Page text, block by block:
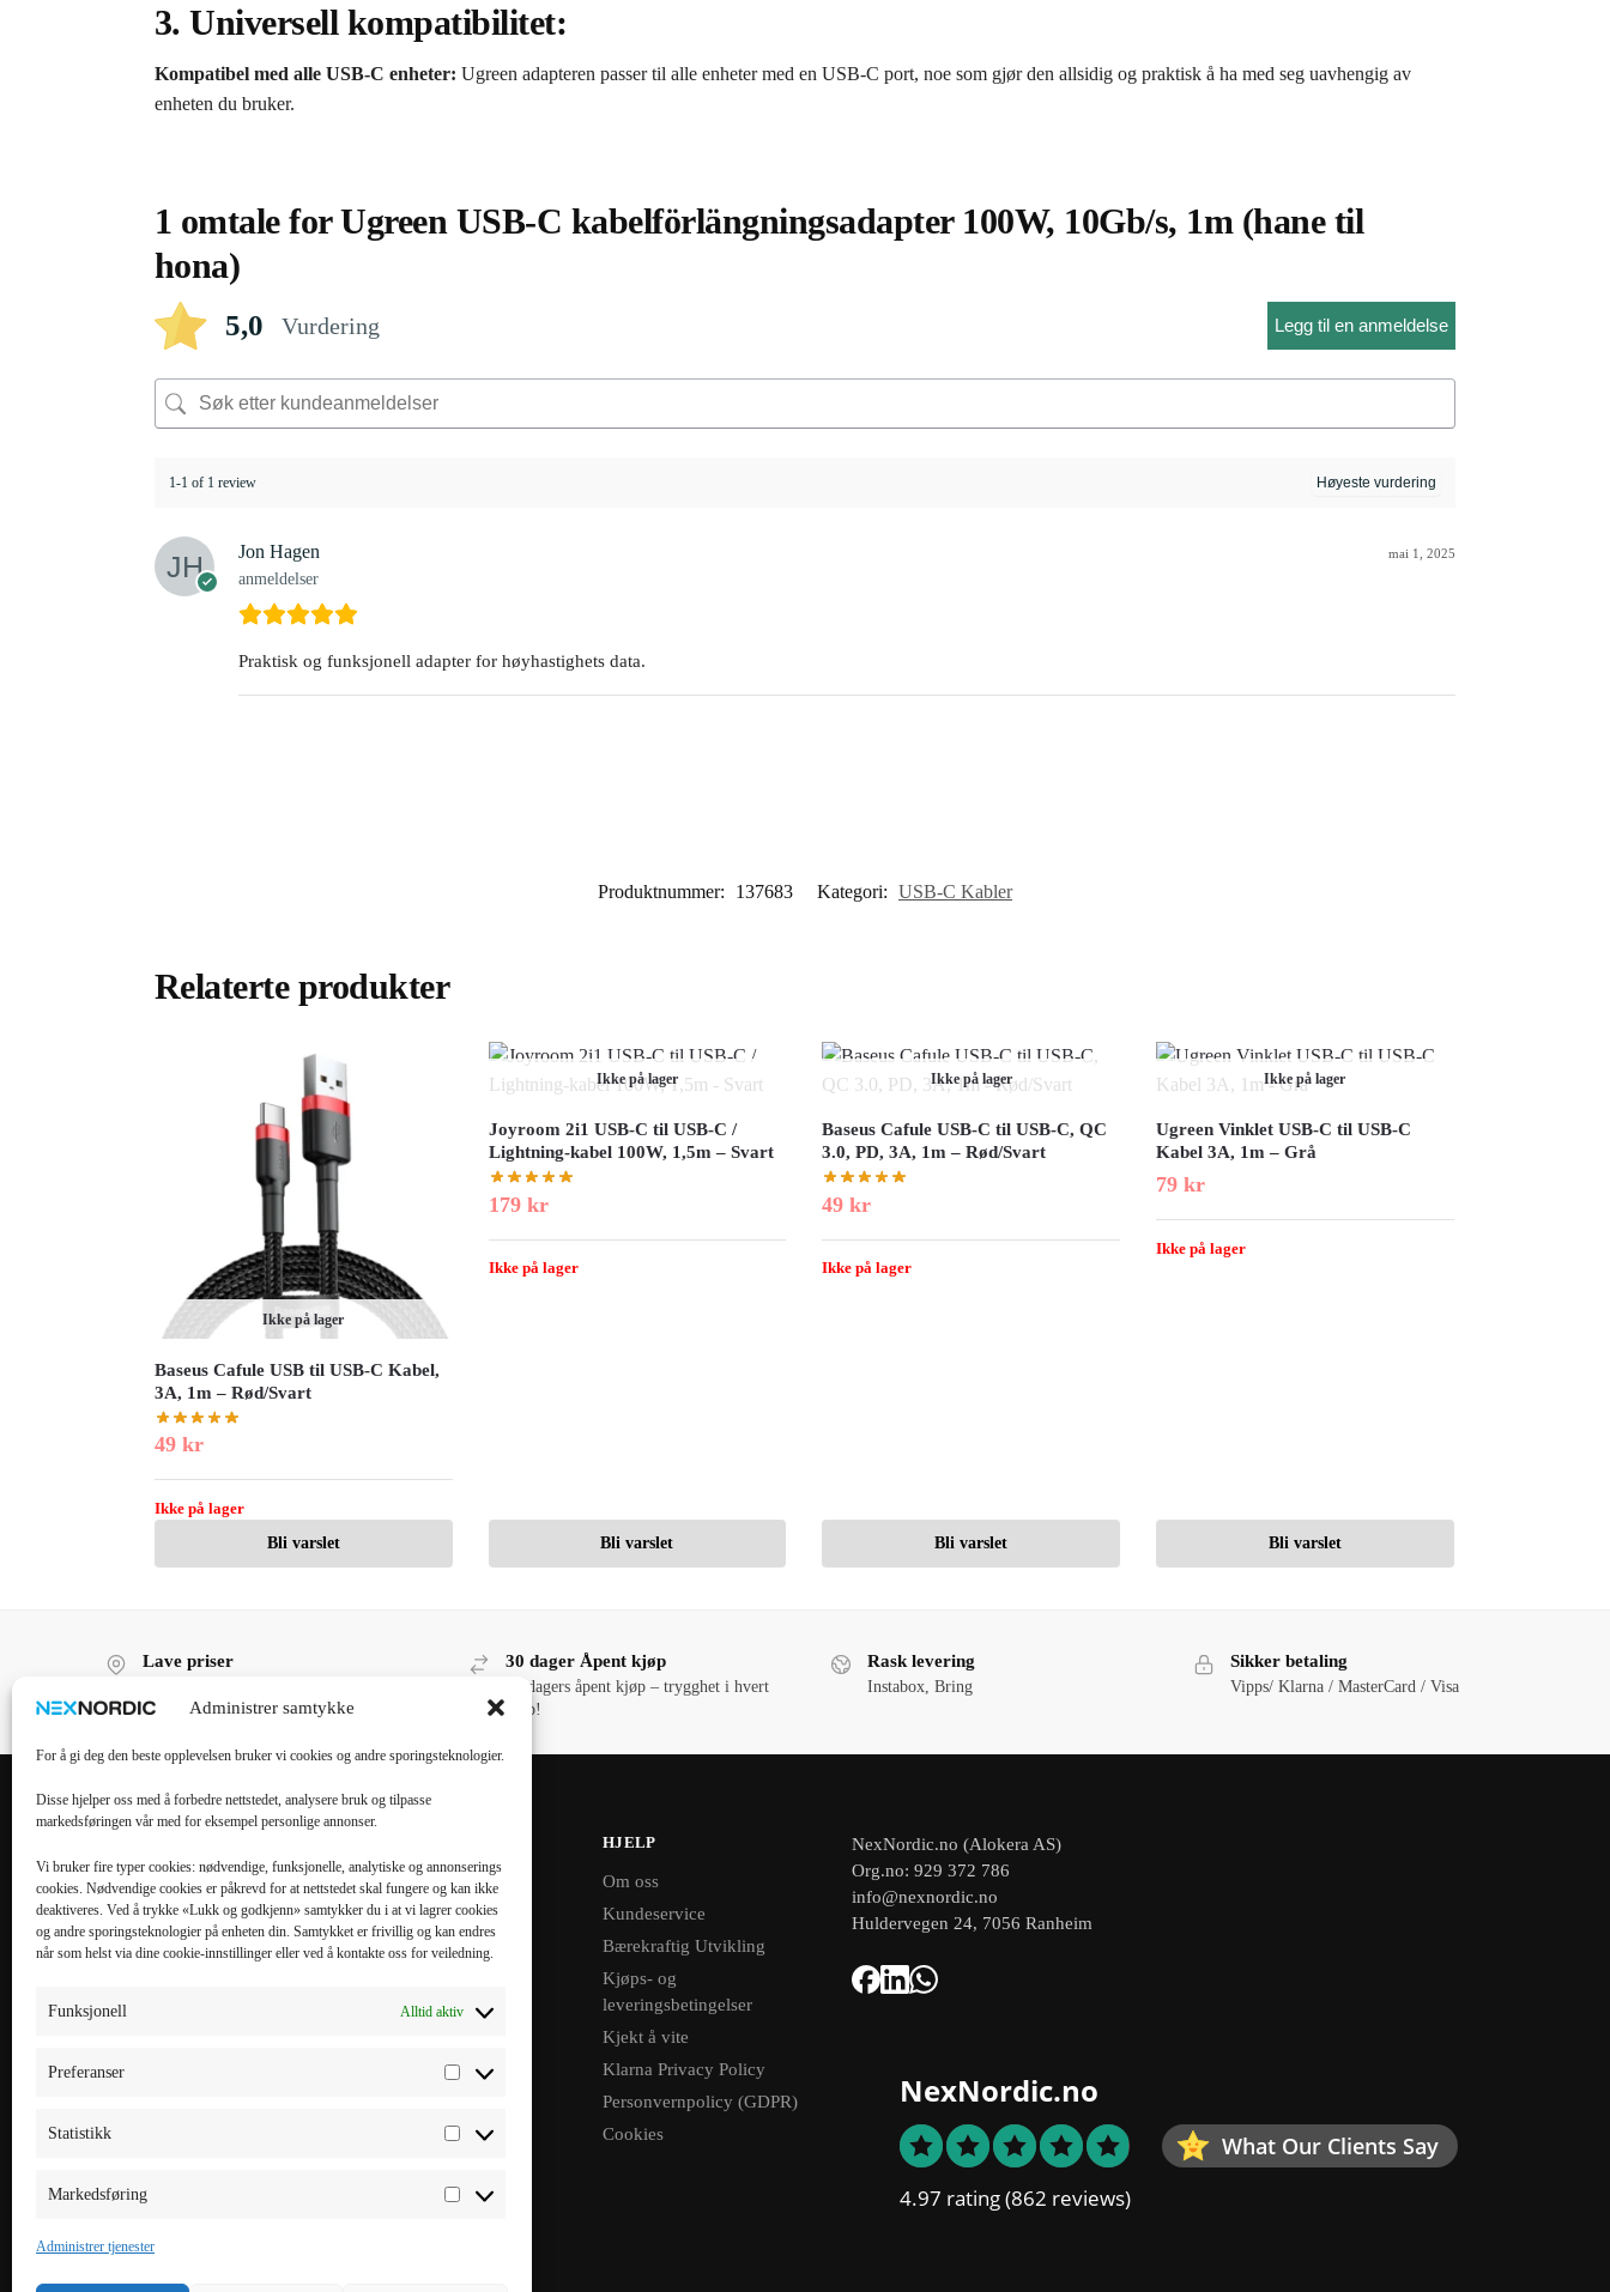
Administrer samtykke
For å gi deg den beste opplevelsen bruker vi cookies og andre sporingsteknologier.
Disse hjelper oss med å forbedre nettstedet, analysere bruk og tilpasse
markedsføringen vår med for eksempel personlige annonser.
Vi bruker fire typer cookies: nødvendige, funksjonelle, analytiske og annonserings
cookies. Nødvendige cookies er påkrevd for at nettstedet skal fungere og kan ikke
deaktiveres. Ved å trykke «Lukk og godkjenn» samtykker du i at vi lagrer cookies
og andre sporingsteknologier på enheten din. Samtykket er frivillig og kan endres
når som helst via dine cookie-innstillinger eller ved å kontakte oss for veiledning.
Funksjonell Alltid aktiv
Preferanser
Statistikk
Markedsføring
Administrer tjenester
3. Universell kompatibilitet:
Kompatibel med alle USB-C enheter: Ugreen adapteren passer til alle enheter med en USB-C port, noe som gjør den allsidig og praktisk å ha med seg uavhengig av
enheten du bruker.
1 omtale forUgreen USB-C kabelförlängningsadapter 100W, 10Gb/s, 1m (hane til
hona)
5,0 Vurdering Legg til en anmeldelse
1-1 of 1 review
Jon Hagen
anmeldelser
mai 1, 2025
Praktisk og funksjonell adapter for høyhastighets data.
Produktnummer: 137683 Kategori: USB-C Kabler
Relaterte produkter
Ikke på lager
Baseus Cafule USB til USB-C Kabel,
3A, 1m – Rød/Svart
49 kr
Ikke på lager
Bli varslet
Ikke på lager
Joyroom 2i1 USB-C til USB-C /
Lightning-kabel 100W, 1,5m – Svart
179 kr
Ikke på lager
Bli varslet
Ikke på lager
Baseus Cafule USB-C til USB-C, QC
3.0, PD, 3A, 1m – Rød/Svart
49kr
Ikke på lager
Bli varslet
Ikke på lager
Ugreen Vinklet USB-C til USB-C
Kabel 3A, 1m – Grå
79kr
Ikke på lager
Bli varslet
Lave priser 30 dager Åpent kjøp
30 dagers åpent kjøp – trygghet i hvert
kjøp!
Rask levering
Instabox, Bring
Sikker betaling
Vipps/ Klarna / MasterCard / Visa
KATEGORIER
Mobiltilbehør
Tilbehør til nettbrett
Kabler & Ladere
MOBILTILBEHØR
iPhone 16 Pro Max
iPhone 16 Pro
Galaxy S25 Plus
HJELP
Om oss
Kundeservice
Bærekraftig Utvikling
Kjøps- og
leveringsbetingelser
Kjekt å vite
Klarna Privacy Policy
Personvernpolicy (GDPR)
Cookies
NexNordic.no (Alokera AS)
Org.no: 929 372 786
info@nexnordic.no
Huldervegen 24, 7056 Ranheim
NexNordic.no
What Our Clients Say
4.97 rating(862 reviews)